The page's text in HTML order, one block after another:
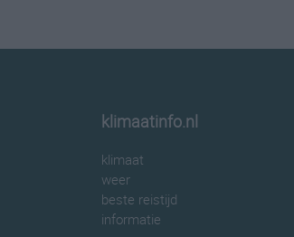
klimaatinfo.nl
klimaat
weer
beste reistijd
informatie